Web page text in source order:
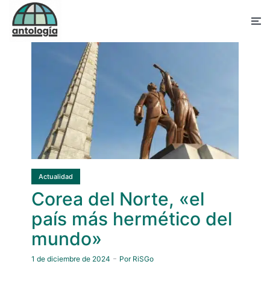
Actualidad
Corea del Norte, «el
país más hermético del
mundo»
1 de diciembre de 2024 Por RiSGo